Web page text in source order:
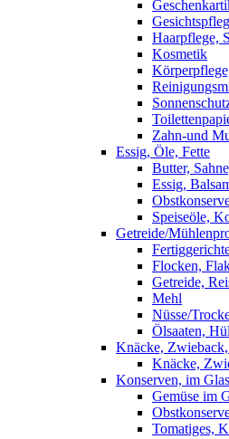
Haarpflege,
Kosmetik
Zahn-und
Essig, Öle, Fette
Butter,
Essig,
Speiseöle,
Getreide/
Flocken,
Getreide,
Mehl
Nüsse/
Ölsaaten,
Knäcke,
Knäcke,
Konserven, im Glas
Gemüse im
Tomatiges,